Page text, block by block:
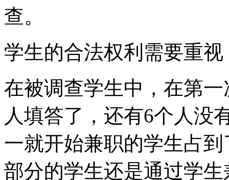
查。
学生的合法权利需要重视
在被调查学生中，在第
人填答了，还有6个人没
一就开始兼职的学生占
部分的学生还是通过学